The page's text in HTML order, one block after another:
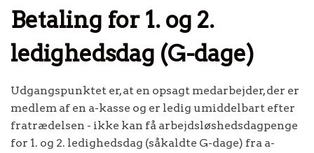
Betaling for 1. og 2.
ledighedsdag (G-dage)
Udgangspunktet er, at en opsagt medarbejder, der er
medlem af en a-kasse og er ledig umiddelbart efter
fratrædelsen - ikke kan få arbejdsløshedsdagpenge
for 1. og 2. ledighedsdag (såkaldte G-dage) fra a-